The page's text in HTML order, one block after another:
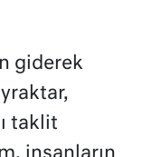
giderek
taklit